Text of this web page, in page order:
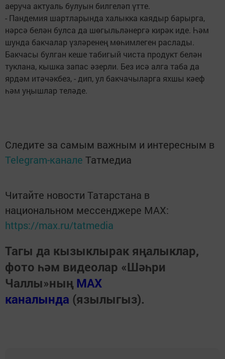
аеруча актуаль булуын билгеләп үтте.
- Пандемия шартларында халыкка каядыр барырга,
нәрсә белән булса да шөгыльләнергә кирәк иде. Һәм
шунда бакчалар үзләренең мөһимлеген раслады.
Бакчасы булган кеше табигый чиста продукт белән
туклана, кышка запас әзерли. Без исә алга таба да
ярдәм итәчәкбез, - дип, ул бакчачыларга яхшы кәеф
һәм уңышлар теләде.
Следите за самым важным и интересным в
Telegram-канале Татмедиа
Читайте новости Татарстана в
национальном мессенджере MАХ:
https://max.ru/tatmedia
Тагы да кызыклырак яңалыклар,
фото һәм видеолар «Шәһри
Чаллы»ның MAX
каналында (язылыгыз).